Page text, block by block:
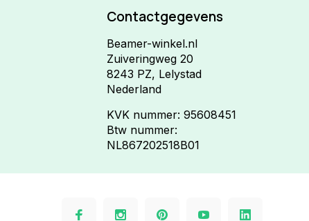
Contactgegevens
Beamer-winkel.nl
Zuiveringweg 20
8243 PZ, Lelystad
Nederland
KVK nummer: 95608451
Btw nummer:
NL867202518B01